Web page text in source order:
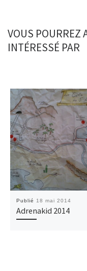
VOUS POURREZ
INTÉRESSÉ PAR
Publié 18 mai 2014
Adrenakid 2014